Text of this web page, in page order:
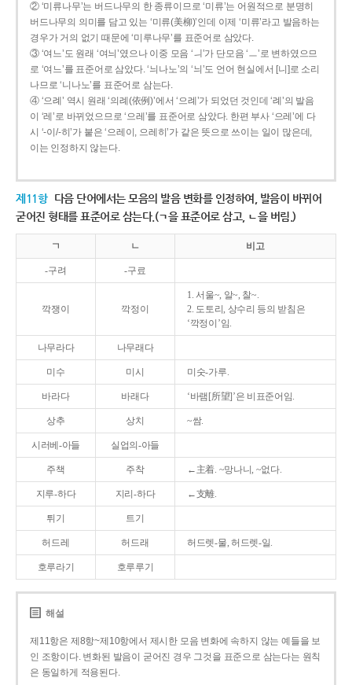
② ‘미류나무’는 버드나무의 한 종류이므로 ‘미류’는 어원적으로 분명히
버드나무의 의미를 담고 있는 ‘미류(美柳)’인데 이제 ‘미류’라고 발음하는
경우가 거의 없기 때문에 ‘미루나무’를 표준어로 삼았다.
③ ‘여느’도 원래 ‘여늬’였으나 이중 모음 ‘ㅢ’가 단모음 ‘ㅡ’로 변하였으므
로 ‘여느’를 표준어로 삼았다. ‘늬나노’의 ‘늬’도 언어 현실에서 [니]로 소리
나므로 ‘니나노’를 표준어로 삼는다.
④ ‘으례’ 역시 원래 ‘의례(依例)’에서 ‘으례’가 되었던 것인데 ‘례’의 발음
이 ‘레’로 바뀌었으므로 ‘으레’를 표준어로 삼았다. 한편 부사 ‘으레’에 다
시 ‘-이/-히’가 붙은 ‘으레이, 으레히’가 같은 뜻으로 쓰이는 일이 많은데,
이는 인정하지 않는다.
제11항 다음 단어에서는 모음의 발음 변화를 인정하여, 발음이 바뀌어
굳어진 형태를 표준어로 삼는다.(ㄱ을 표준어로 삼고, ㄴ을 버림.)
ㄱ ㄴ 비고
-구려 -구료
깍쟁이 깍정이
1. 서울~, 알~, 찰~.
2. 도토리, 상수리 등의 받침은
‘깍정이’임.
나무라다 나무래다
미수 미시 미숫-가루.
바라다 바래다 ‘바램[所望]’은 비표준어임.
상추 상치 ~쌈.
시러베-아들 실업의-아들
주책 주착 ←主着. ~망나니, ~없다.
지루-하다 지리-하다 ←支離.
튀기 트기
허드레 허드래 허드렛-물, 허드렛-일.
호루라기 호루루기
해설
제11항은 제8항~제10항에서 제시한 모음 변화에 속하지 않는 예들을 보
인 조항이다. 변화된 발음이 굳어진 경우 그것을 표준으로 삼는다는 원칙
은 동일하게 적용된다.